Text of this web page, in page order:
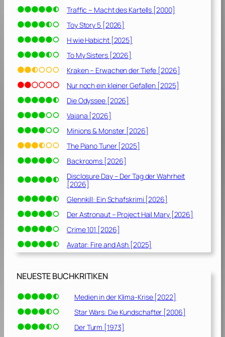
Traffic – Macht des Kartells [2000]
Toy Story 5 [2026]
H wie Habicht [2025]
To My Sisters [2026]
Kraken – Erwachen der Tiefe [2026]
Nur noch ein kleiner Gefallen [2025]
Die Odyssee [2026]
Vaiana [2026]
Minions & Monster [2026]
The Piano Tuner [2025]
Backrooms [2026]
Disclosure Day – Der Tag der Wahrheit
[2026]
Glennkill: Ein Schafskrimi [2026]
Der Astronaut – Project Hail Mary [2026]
Crime 101 [2026]
Avatar: Fire and Ash [2025]
NEUESTE BUCHKRITIKEN
Medien in der Klima-Krise [2022]
Star Wars: Die Kundschafter [2006]
Der Turm [1973]